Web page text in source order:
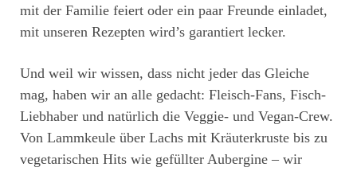
mit der Familie feiert oder ein paar Freunde einladet,
mit unseren Rezepten wird’s garantiert lecker.
Und weil wir wissen, dass nicht jeder das Gleiche
mag, haben wir an alle gedacht: Fleisch-Fans, Fisch-
Liebhaber und natürlich die Veggie- und Vegan-Crew.
Von Lammkeule über Lachs mit Kräuterkruste bis zu
vegetarischen Hits wie gefüllter Aubergine – wir